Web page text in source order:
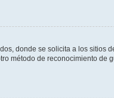
donde se solicita a los sitios
método de reconocimiento de